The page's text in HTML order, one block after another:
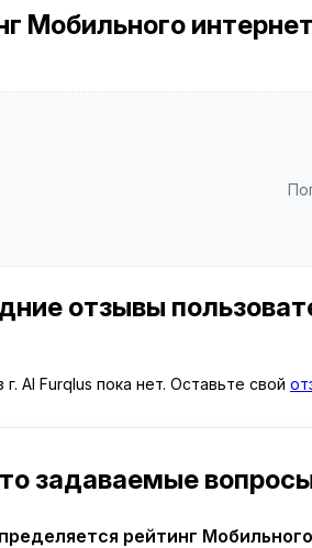
Мобильного
отзывы
г. Al Furqlus пока нет. Оставьте свой
задаваемые
рейтинг